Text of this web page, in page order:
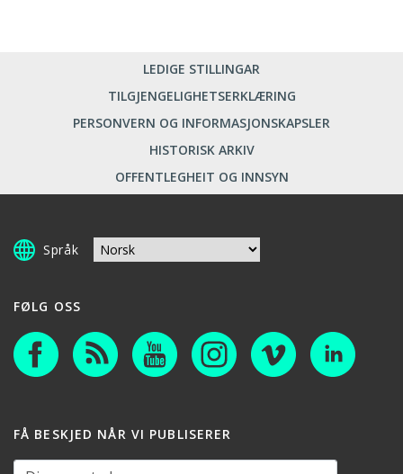
LEDIGE STILLINGAR
TILGJENGELIGHETSERKLÆRING
PERSONVERN OG INFORMASJONSKAPSLER
HISTORISK ARKIV
OFFENTLEGHEIT OG INNSYN
Språk
FØLG OSS
FÅ BESKJED NÅR VI PUBLISERER
Din e-postadresse: